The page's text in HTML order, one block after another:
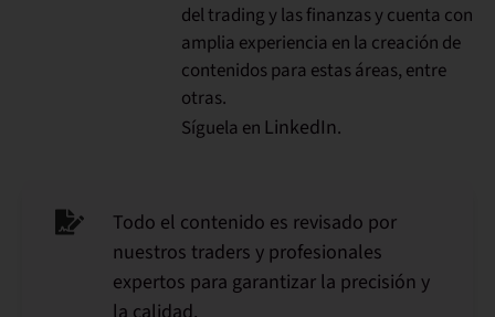
del trading y las finanzas y cuenta con
amplia experiencia en la creación de
contenidos para estas áreas, entre
otras.
Síguela en LinkedIn.
Todo el contenido es revisado por
nuestros traders y profesionales
expertos para garantizar la precisión y